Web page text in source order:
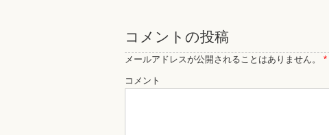
コメントの投稿
メールアドレスが公開されることはありません。 *
コメント